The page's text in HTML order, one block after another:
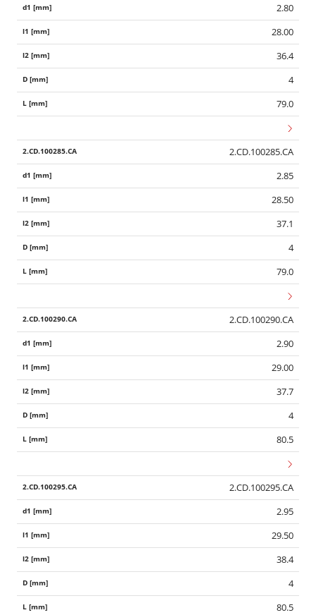
2.80
28.00
36.4
4
79.0
2.CD.100285.CA
2.85
28.50
37.1
4
79.0
2.CD.100290.CA
2.90
29.00
37.7
4
80.5
2.CD.100295.CA
2.95
29.50
38.4
4
80.5